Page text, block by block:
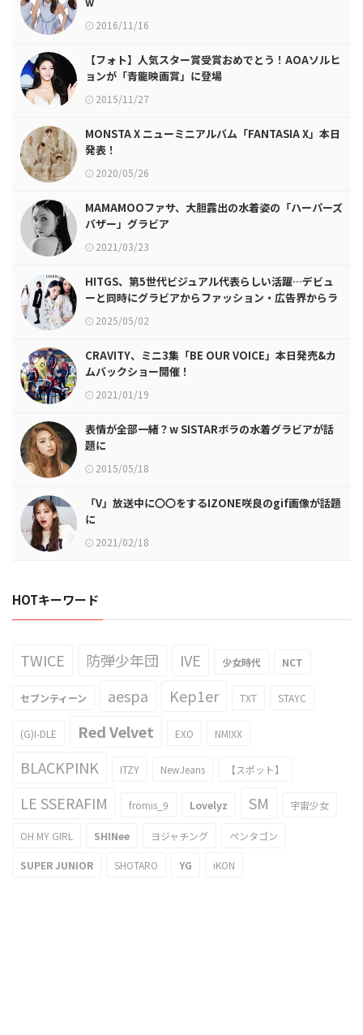
2016/11/16
【フォト】人気スター賞受賞おめでとう！AOAソルヒ
ョンが「青龍映画賞」に登場
2015/11/27
MONSTA X ニューミニアルバム「FANTASIA X」本日
発表！
2020/05/26
MAMAMOOファサ、大胆露出の水着姿の「ハーパーズ
バザー」グラビア
2021/03/23
HITGS、第5世代ビジュアル代表らしい活躍…デビュ
ーと同時にグラビアからファッション・広告界からラ
ブコール殺到
2025/05/02
CRAVITY、ミニ3集「BE OUR VOICE」本日発売&カ
ムバックショー開催！
2021/01/19
表情が全部一緒？w SISTARボラの水着グラビアが話
題に
2015/05/18
「V」放送中に〇〇をするIZONE咲良のgif画像が話題
に
2021/02/18
HOTキーワード
TWICE 防弾少年団 IVE 少女時代 NCT
セブンティーン aespa Kep1er TXT STAYC
(G)I-DLE Red Velvet EXO NMIXX
BLACKPINK ITZY NewJeans 【スポット】
LE SSERAFIM fromis_9 Lovelyz SM 宇宙少女
OH MY GIRL SHINee ヨジャチング ペンタゴン
SUPER JUNIOR SHOTARO YG iKON